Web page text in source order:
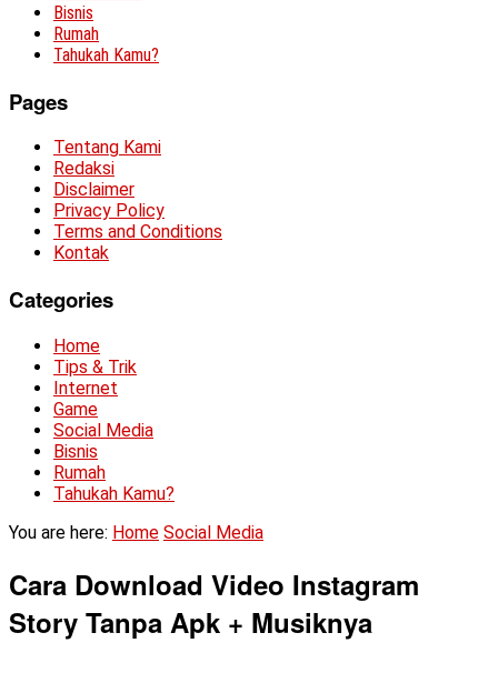
Bisnis
Rumah
Tahukah Kamu?
Pages
Tentang Kami
Redaksi
Disclaimer
Privacy Policy
Terms and Conditions
Kontak
Categories
Home
Tips & Trik
Internet
Game
Social Media
Bisnis
Rumah
Tahukah Kamu?
You are here: Home Social Media
Cara Download Video Instagram
Story Tanpa Apk + Musiknya